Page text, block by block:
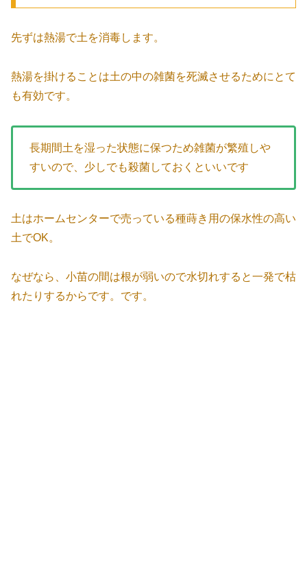
先ずは熱湯で土を消毒します。
熱湯を掛けることは土の中の雑菌を死滅させるためにとて
も有効です。
長期間土を湿った状態に保つため雑菌が繁殖しや
すいので、少しでも殺菌しておくといいです
土はホームセンターで売っている種蒔き用の保水性の高い
土でOK。
なぜなら、小苗の間は根が弱いので水切れすると一発で枯
れたりするからです。です。